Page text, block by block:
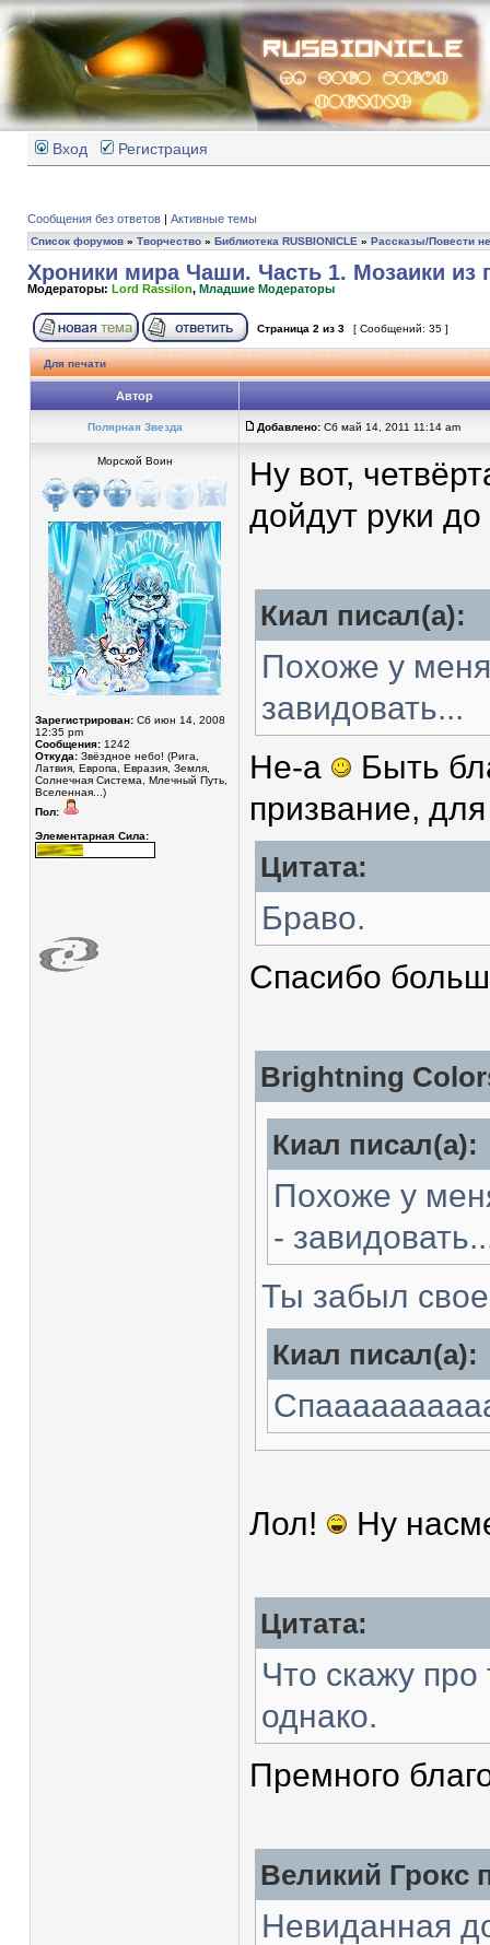
Вход Регистрация
Сообщения без ответов | Активные темы
Список форумов » Творчество » Библиотека RUSBIONICLE » Рассказы/Повести
Хроники мира Чаши. Часть 1. Мозаики из
Модераторы: Lord Rassilon, Младшие Модераторы
Страница 2 из 3 [ Сообщений: 35 ]
Для печати
Автор
Полярная Звезда Добавлено: Сб май 14, 2011 11:14 am
Морской Воин
Зарегистрирован: Сб июн 14, 2008
12:35 pm
Сообщения: 1242
Откуда: Звёздное небо! (Рига,
Латвия, Европа, Евразия, Земля,
Солнечная Система, Млечный Путь,
Вселенная...)
Пол:
Элементарная Сила:
Ну вот,
дойдут руки
Киал писал(а):
Похоже у
завидовать...
Не-а
Быть
призвание,
Цитата:
Браво.
Спасибо
Brightning
Киал писал(а):
Похоже у
-
Ты забыл
Киал писал(а):
Лол! Ну
Цитата:
Что скажу
однако.
Премного
Великий Грокс
Невиданная